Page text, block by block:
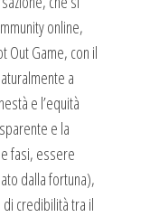
online,
Out Game, con il
a
e l’equità
e la
fasi, essere
dalla fortuna),
credibilità tra il